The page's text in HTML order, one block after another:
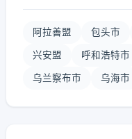
阿拉善盟 包头市
兴安盟 呼和浩特市
乌兰察布市 乌海市